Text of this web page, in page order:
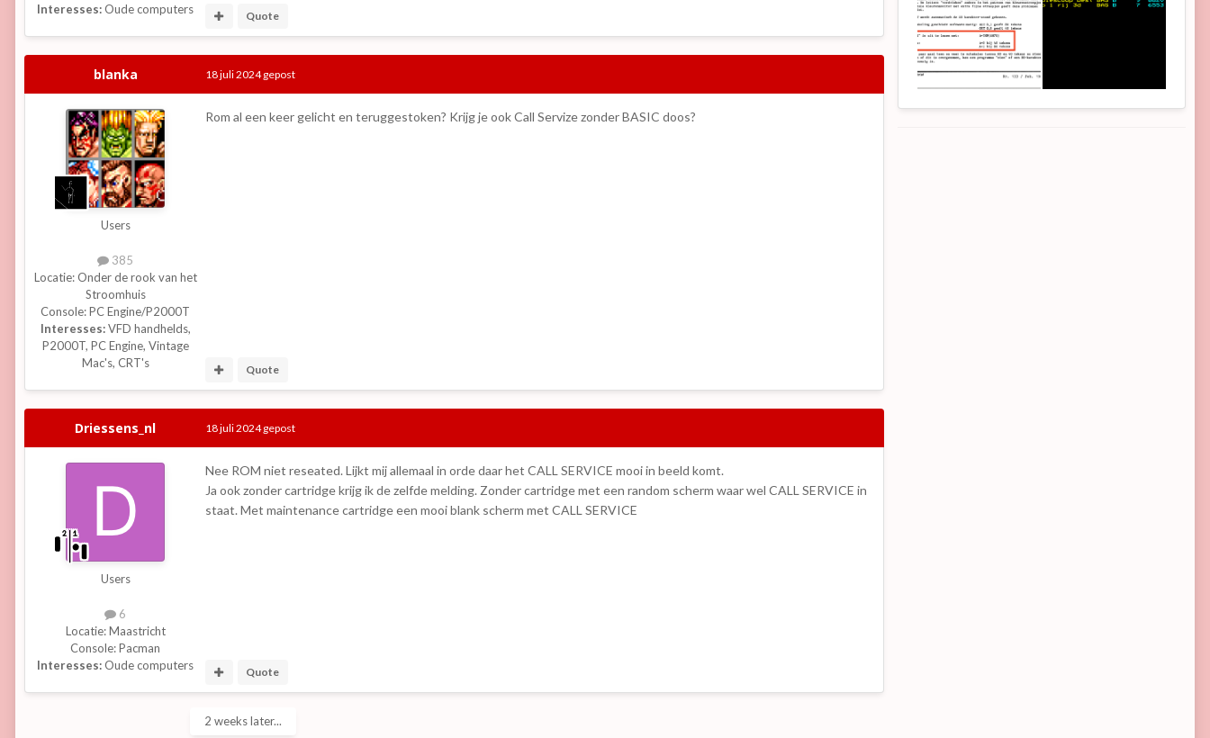
Interesses:Oude computers Quote
blanka
Users
385
Locatie:Onder de rook van het
Stroomhuis
Console:PC Engine/P2000T
Interesses:VFD handhelds,
P2000T, PC Engine, Vintage
Mac's, CRT's
18 juli 2024gepost
Rom al een keer gelicht en teruggestoken? Krijg je ook Call Servize zonder BASIC doos?
Quote
Driessens_nl
Users
6
Locatie:Maastricht
Console:Pacman
Interesses:Oude computers
18 juli 2024gepost
Nee ROM niet reseated. Lijkt mij allemaal in orde daar het CALL SERVICE mooi in beeld komt.
Ja ook zonder cartridge krijg ik de zelfde melding. Zonder cartridge met een random scherm waar wel CALL SERVICE in
staat. Met maintenance cartridge een mooi blank scherm met CALL SERVICE
Quote
2 weeks later...